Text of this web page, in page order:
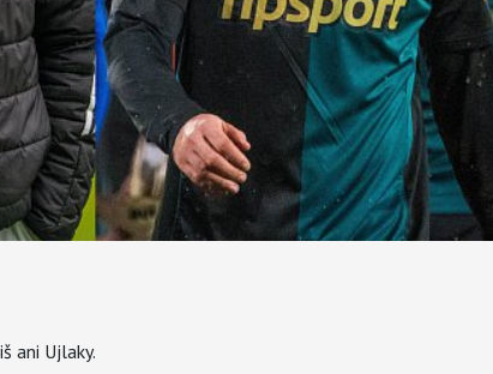
ani Ujlaky.